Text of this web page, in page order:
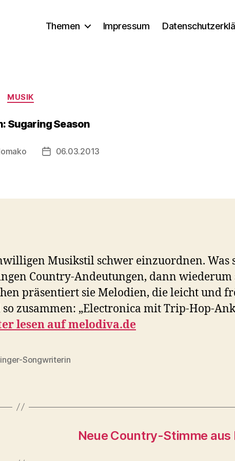
Themen Impressum
Kategorien
MUSIK
Sugaring Season
Veröffentlichungsdatum
06.03.2013
Musikstil schwer einzuordnen. Was
Country-Andeutungen, dann
präsentiert sie Melodien, die leicht und
zusammen: „Electronica mit Trip-Hop-
lesen auf melodiva.de
Songwriterin
Neue Country-Stimme